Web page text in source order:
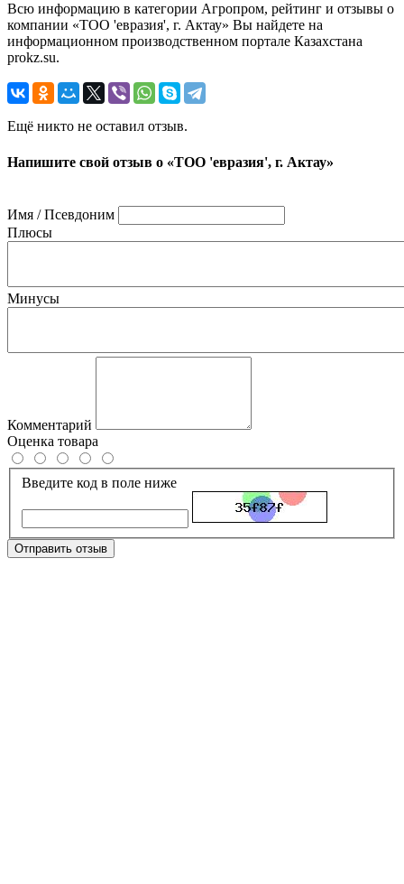
Всю информацию в категории Агропром, рейтинг и отзывы о
компании «ТОО 'евразия', г. Актау» Вы найдете на
информационном производственном портале Казахстана
prokz.su.
Ещё никто не оставил отзыв.
Напишите свой отзыв о «ТОО 'евразия', г. Актау»
Имя / Псевдоним
Плюсы
Минусы
Комментарий
Оценка товара
Введите код в поле ниже
Отправить отзыв